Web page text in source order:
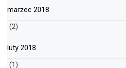
marzec 2018
(2)
luty 2018
(1)